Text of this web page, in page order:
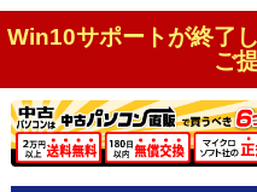
Win10サポートが終了
ご